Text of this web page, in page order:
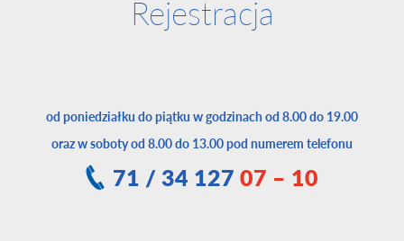
Rejestracja
od poniedziałku do piątku w godzinach od 8.00 do 19.00
oraz w soboty od 8.00 do 13.00 pod numerem telefonu
71 / 34 12707 – 10